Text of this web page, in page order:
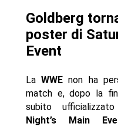
Goldberg
poster di
Event
LaWWE non ha
match e, dopo la
subito
Night’s Main